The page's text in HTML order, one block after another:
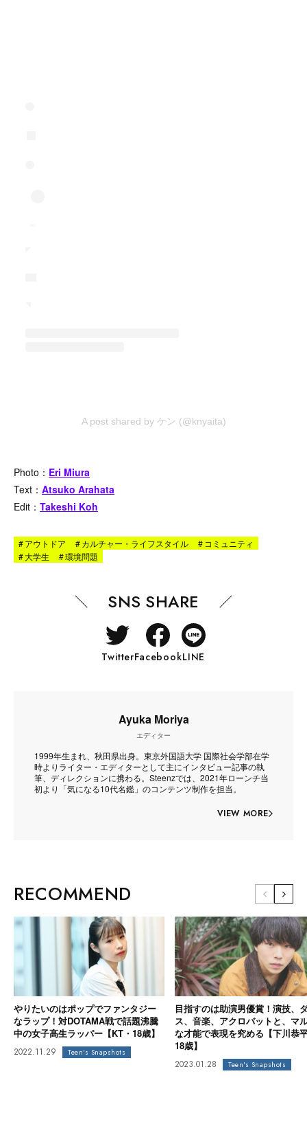
A post shared by ケン (@knyaita)
Photo： Eri Miura
Text： Atsuko Arahata
Edit： Takeshi Koh
#アウトドア #カルチャー・ライフスタイル # コミュニティ
#大学生 #環境問題
SNS SHARE
TwitterFacebookLINE
Ayuka Moriya
エディター
1999年生まれ、秋田県出身。東京外国語大学 国際社会学部在学
時よりライター・エディターとして主にインタビュー記事の執
筆、ディレクションに携わる。Steenzでは、2021年ローンチ当
初より「気になる10代名鑑」のコンテンツ制作を担当。
VIEW MORE
RECOMMEND
やりたいのはポップでファンタジー
なラップ！対DOTAMA戦で話題沸騰
中の女子高生ラッパー【KT・18歳】
2022.11.29 Teen's Snapshots
目指すのは助演男優賞！演技、
ス、音楽、アクロバットと、マ
な才能で表現を究める【下川恭
18歳】
2023.01.28 Teen's Snapshots